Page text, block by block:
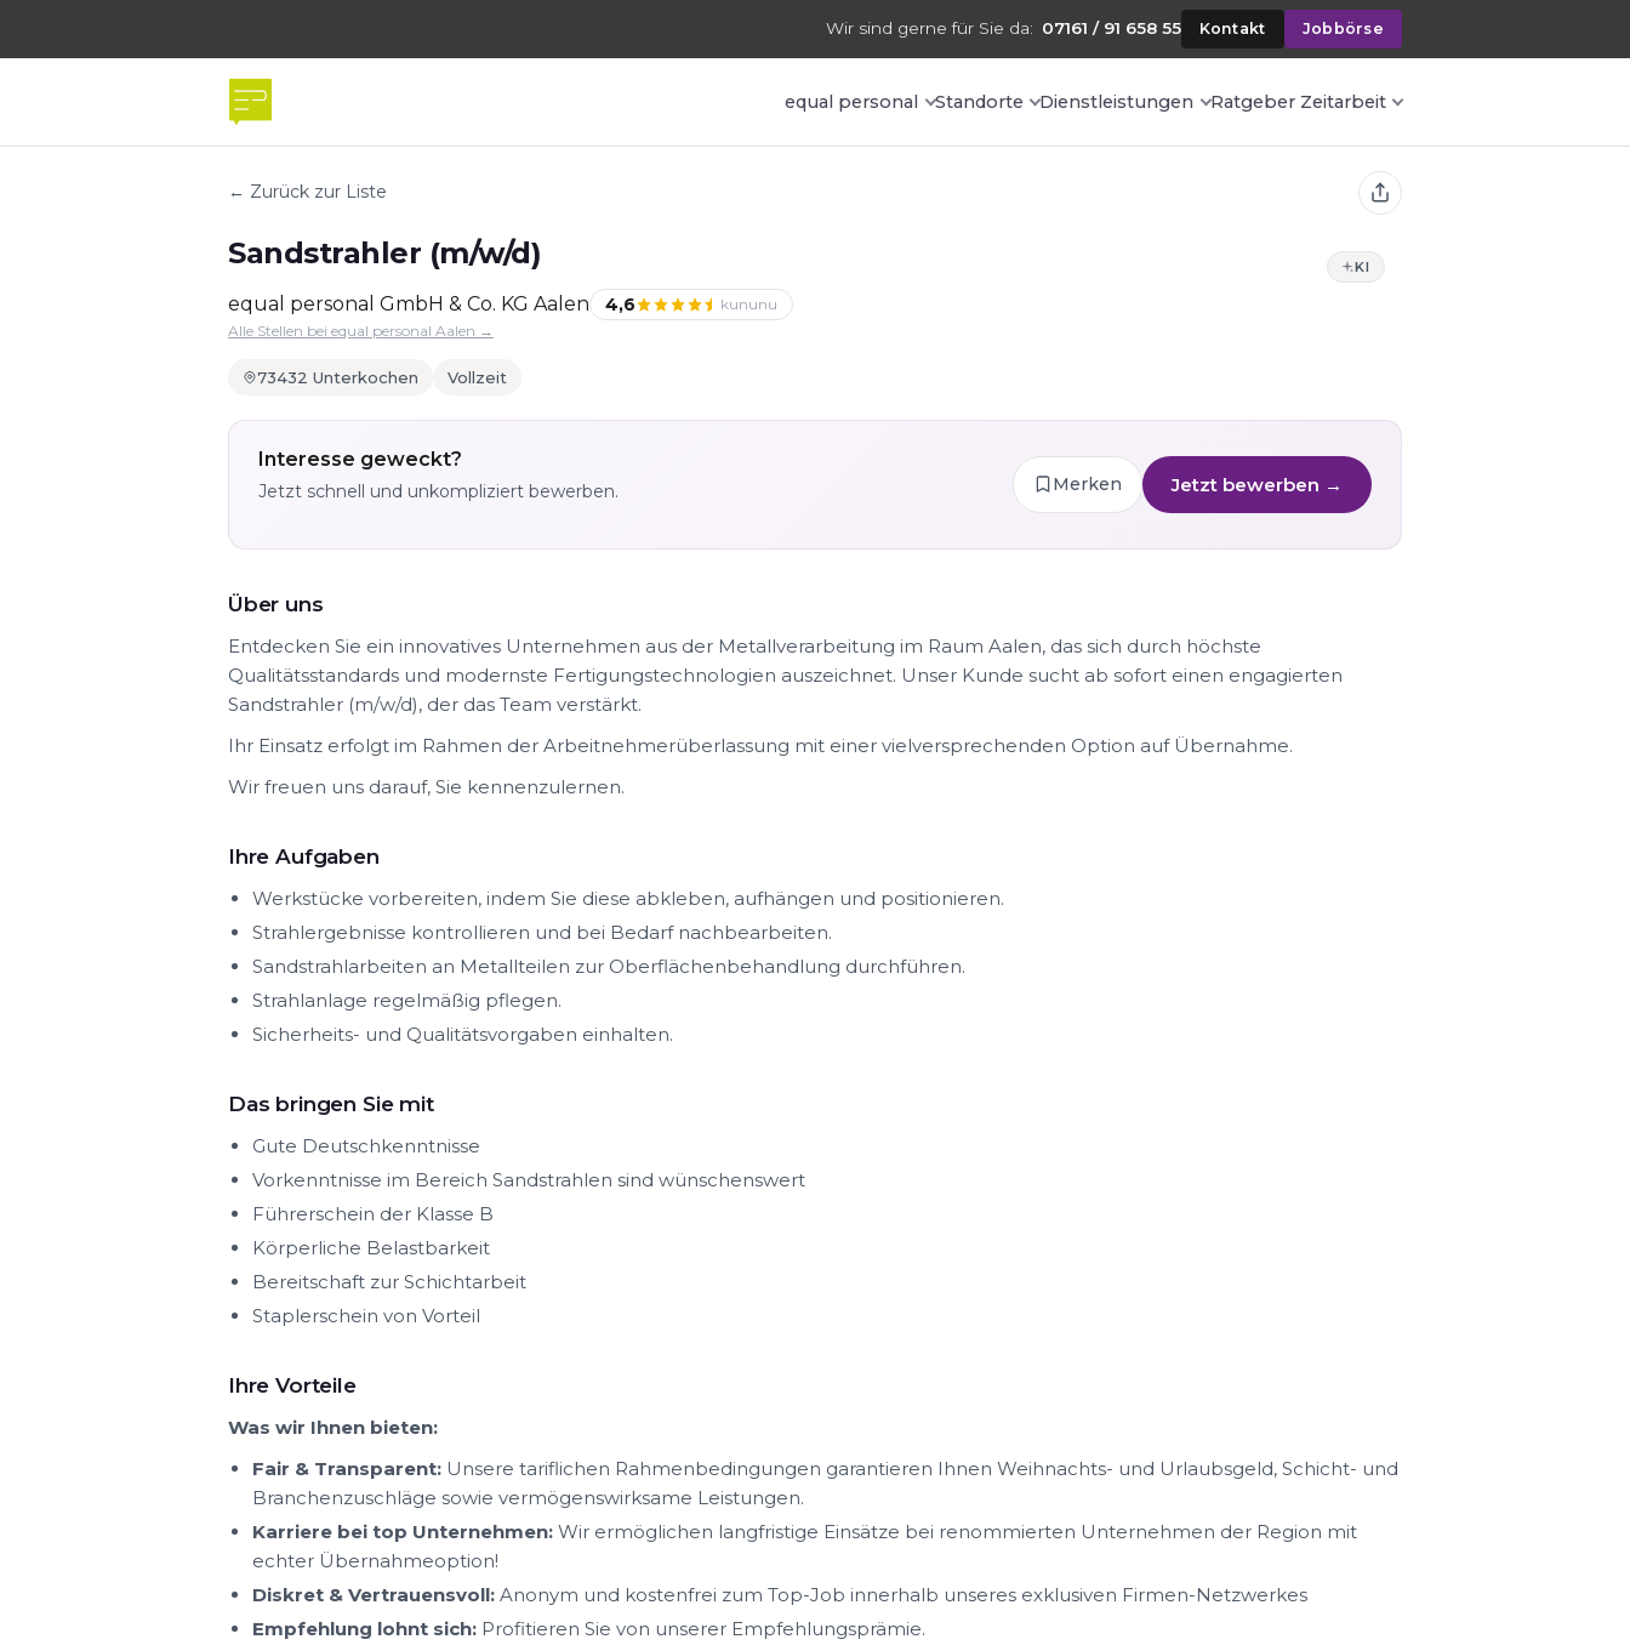
Wir sind gerne für Sie da: 07161 / 91 658 55 Kontakt Jobbörse
equal personal Standorte Dienstleistungen Ratgeber Zeitarbeit
← Zurück zur Liste
KI
Sandstrahler (m/w/d)
equal personal GmbH & Co. KG Aalen 4,6
kununu
Alle Stellen bei equal personal Aalen →
73432 Unterkochen Vollzeit
Interesse geweckt?
Jetzt schnell und unkompliziert bewerben. Merken Jetzt bewerben →
Über uns
Entdecken Sie ein innovatives Unternehmen aus der Metallverarbeitung im Raum Aalen, das sich durch höchste
Qualitätsstandards und modernste Fertigungstechnologien auszeichnet. Unser Kunde sucht ab sofort einen engagierten
Sandstrahler (m/w/d), der das Team verstärkt.
Ihr Einsatz erfolgt im Rahmen der Arbeitnehmerüberlassung mit einer vielversprechenden Option auf Übernahme.
Wir freuen uns darauf, Sie kennenzulernen.
Ihre Aufgaben
Werkstücke vorbereiten, indem Sie diese abkleben, aufhängen und positionieren.
Strahlergebnisse kontrollieren und bei Bedarf nachbearbeiten.
Sandstrahlarbeiten an Metallteilen zur Oberflächenbehandlung durchführen.
Strahlanlage regelmäßig pflegen.
Sicherheits- und Qualitätsvorgaben einhalten.
Das bringen Sie mit
Gute Deutschkenntnisse
Vorkenntnisse im Bereich Sandstrahlen sind wünschenswert
Führerschein der Klasse B
Körperliche Belastbarkeit
Bereitschaft zur Schichtarbeit
Staplerschein von Vorteil
Ihre Vorteile
Was wir Ihnen bieten:
Fair & Transparent: Unsere tariflichen Rahmenbedingungen garantieren Ihnen Weihnachts- und Urlaubsgeld, Schicht- und
Branchenzuschläge sowie vermögenswirksame Leistungen.
Karriere bei top Unternehmen: Wir ermöglichen langfristige Einsätze bei renommierten Unternehmen der Region mit
echter Übernahmeoption!
Diskret & Vertrauensvoll: Anonym und kostenfrei zum Top-Job innerhalb unseres exklusiven Firmen-Netzwerkes
Empfehlung lohnt sich: Profitieren Sie von unserer Empfehlungsprämie.